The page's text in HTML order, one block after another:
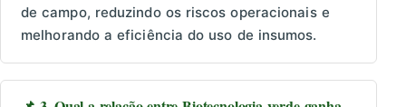
de campo, reduzindo os riscos operacionais e
melhorando a eficiência do uso de insumos.